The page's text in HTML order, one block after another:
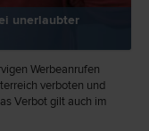
unerlaubter
Werbeanrufen
verboten und
Verbot gilt auch im